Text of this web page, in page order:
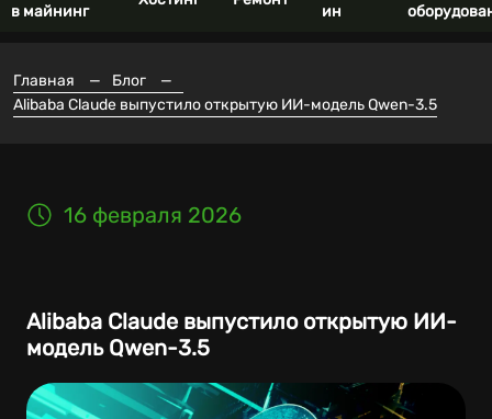
в майнинг
ин
Главная — Блог
—
Alibaba Claude выпустило открытую ИИ-модель Qwen-3.5
16 февраля 2026
Alibaba Claude выпустило открытую ИИ-
модель Qwen-3.5